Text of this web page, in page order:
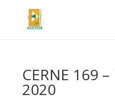
CERNE 169 –
2020